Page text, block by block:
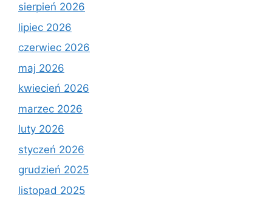
sierpień 2026
lipiec 2026
czerwiec 2026
maj 2026
kwiecień 2026
marzec 2026
luty 2026
styczeń 2026
grudzień 2025
listopad 2025